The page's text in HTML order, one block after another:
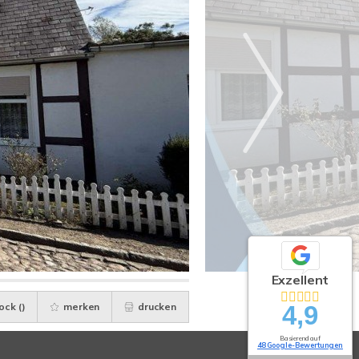
() merken drucken
Exzellent
4,9
Basierend auf
48 Google-Bewertungen